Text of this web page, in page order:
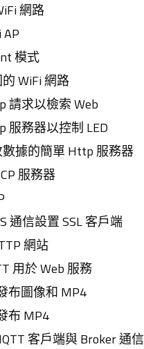
網路
模式
WiFi 網路
請求以檢索 Web
服務器以控制 LED
據的簡單 Http 服務器
服務器
通信設置 SSL 客戶端
網站
用於 Web 服務
布圖像和 MP4
布 MP4
客戶端與 Broker 通信